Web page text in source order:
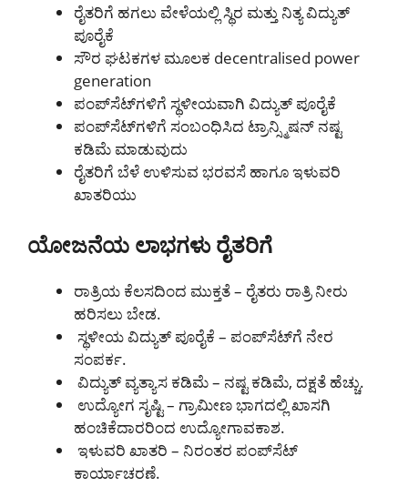
ರೈತರಿಗೆ ಹಗಲು ವೇಳೆಯಲ್ಲಿ ಸ್ಥಿರ ಮತ್ತು ನಿತ್ಯ ವಿದ್ಯುತ್
ಪೂರೈಕೆ
ಸೌರ ಘಟಕಗಳ ಮೂಲಕ decentralised power
generation
ಪಂಪ್‌ಸೆಟ್‌ಗಳಿಗೆ ಸ್ಥಳೀಯವಾಗಿ ವಿದ್ಯುತ್ ಪೂರೈಕೆ
ಪಂಪ್‌ಸೆಟ್‌ಗಳಿಗೆ ಸಂಬಂಧಿಸಿದ ಟ್ರಾನ್ಸ್ಮಿಷನ್ ನಷ್ಟ
ಕಡಿಮೆ ಮಾಡುವುದು
ರೈತರಿಗೆ ಬೆಳೆ ಉಳಿಸುವ ಭರವಸೆ ಹಾಗೂ ಇಳುವರಿ
ಖಾತರಿಯು
ಯೋಜನೆಯ ಲಾಭಗಳು ರೈತರಿಗೆ
ರಾತ್ರಿಯ ಕೆಲಸದಿಂದ ಮುಕ್ತತೆ – ರೈತರು ರಾತ್ರಿ ನೀರು
ಹರಿಸಲು ಬೇಡ.
ಸ್ಥಳೀಯ ವಿದ್ಯುತ್ ಪೂರೈಕೆ – ಪಂಪ್‌ಸೆಟ್‌ಗೆ ನೇರ
ಸಂಪರ್ಕ.
ವಿದ್ಯುತ್ ವ್ಯತ್ಯಾಸ ಕಡಿಮೆ – ನಷ್ಟ ಕಡಿಮೆ, ದಕ್ಷತೆ ಹೆಚ್ಚು.
ಉದ್ಯೋಗ ಸೃಷ್ಟಿ – ಗ್ರಾಮೀಣ ಭಾಗದಲ್ಲಿ ಖಾಸಗಿ
ಹಂಚಿಕೆದಾರರಿಂದ ಉದ್ಯೋಗಾವಕಾಶ.
ಇಳುವರಿ ಖಾತರಿ – ನಿರಂತರ ಪಂಪ್‌ಸೆಟ್
ಕಾರ್ಯಾಚರಣೆ.